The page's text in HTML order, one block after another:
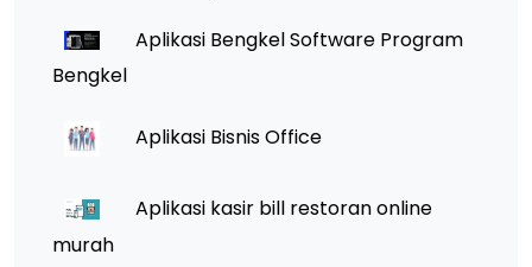
Aplikasi Bengkel Software Program
Bengkel
Aplikasi Bisnis Office
Aplikasi kasir bill restoran online
murah